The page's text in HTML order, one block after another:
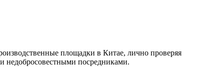
площадки в Китае, лично проверяя
недобросовестными посредниками.